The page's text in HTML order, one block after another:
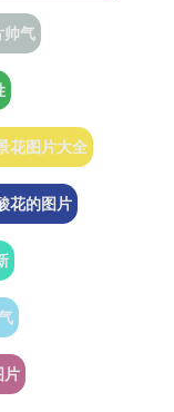
帅气
花图片大全
花的图片
片